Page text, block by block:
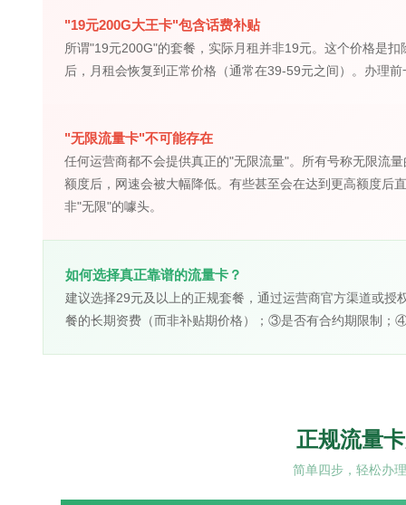
"19元200G大王卡"包含话费补贴
所谓"19元200G"的套餐，实际月租并非19元。这个价格是
后，月租会恢复到正常价格（通常在39-59元之间）。办理
"无限流量卡"不可能存在
任何运营商都不会提供真正的"无限流量"。所有号称无限
额度后，网速会被大幅降低。有些甚至会在达到更高额度后
非"无限"的噱头。
如何选择真正靠谱的流量卡？
建议选择29元及以上的正规套餐，通过运营商官方渠道或
餐的长期资费（而非补贴期价格）；③是否有合约期限制；
正规流量
简单四步，轻松办